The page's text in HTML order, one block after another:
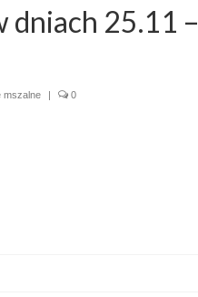
dniach 25.11 –
mszalne 0